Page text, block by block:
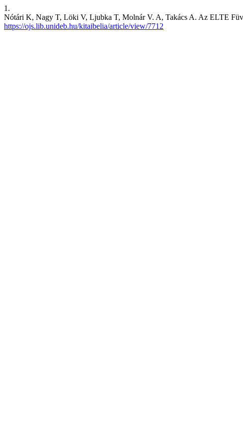
1.
Nótári K, Nagy T, Löki V, Ljubka T, Molnár V. A, Takács A. Az ELTE
https://ojs.lib.unideb.hu/kitaibelia/article/view/7712